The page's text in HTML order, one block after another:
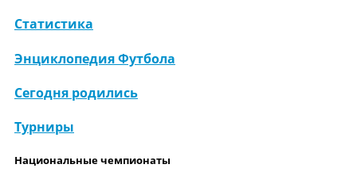
Статистика
Энциклопедия Футбола
Сегодня родились
Турниры
Национальные чемпионаты